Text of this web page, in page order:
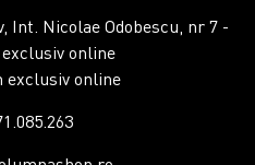
Int. Nicolae Odobescu, nr 7 -
online
exclusiv online